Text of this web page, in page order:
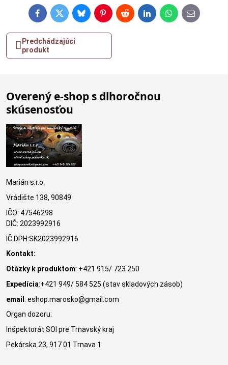
FacebookTwitterBlueskyPinterestRedditLinkedInWhatsApp
E-
mail
Predchádzajúci
produkt
Overený e-shop s dlhoročnou
skúsenosťou
Marián s.r.o.
Vrádište 138, 90849
IČO: 47546298
DIČ: 2023992916
IČ DPH:SK2023992916
Kontakt:
Otázky k produktom: +421 915/ 723 250
Expedícia:+421 949/ 584 525 (stav skladových zásob)
email: eshop.marosko@gmail.com
Organ dozoru:
Inšpektorát SOI pre Trnavský kraj
Pekárska 23, 917 01 Trnava 1